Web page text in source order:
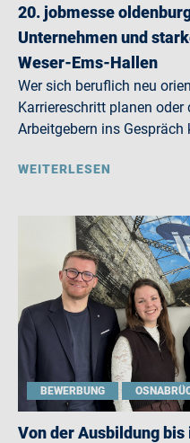
20. jobmesse
Unternehmen und
Weser-Ems-Hallen
Wer sich beruflich neu
Karriereschritt planen
Arbeitgebern ins
WEITERLESEN
BEWERBUNG
Von der Ausbildung